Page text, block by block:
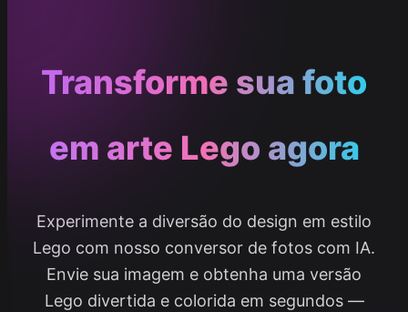
Transforme sua foto
em arte Lego agora
Experimente a diversão do design em estilo
Lego com nosso conversor de fotos com IA.
Envie sua imagem e obtenha uma versão
Lego divertida e colorida em segundos —